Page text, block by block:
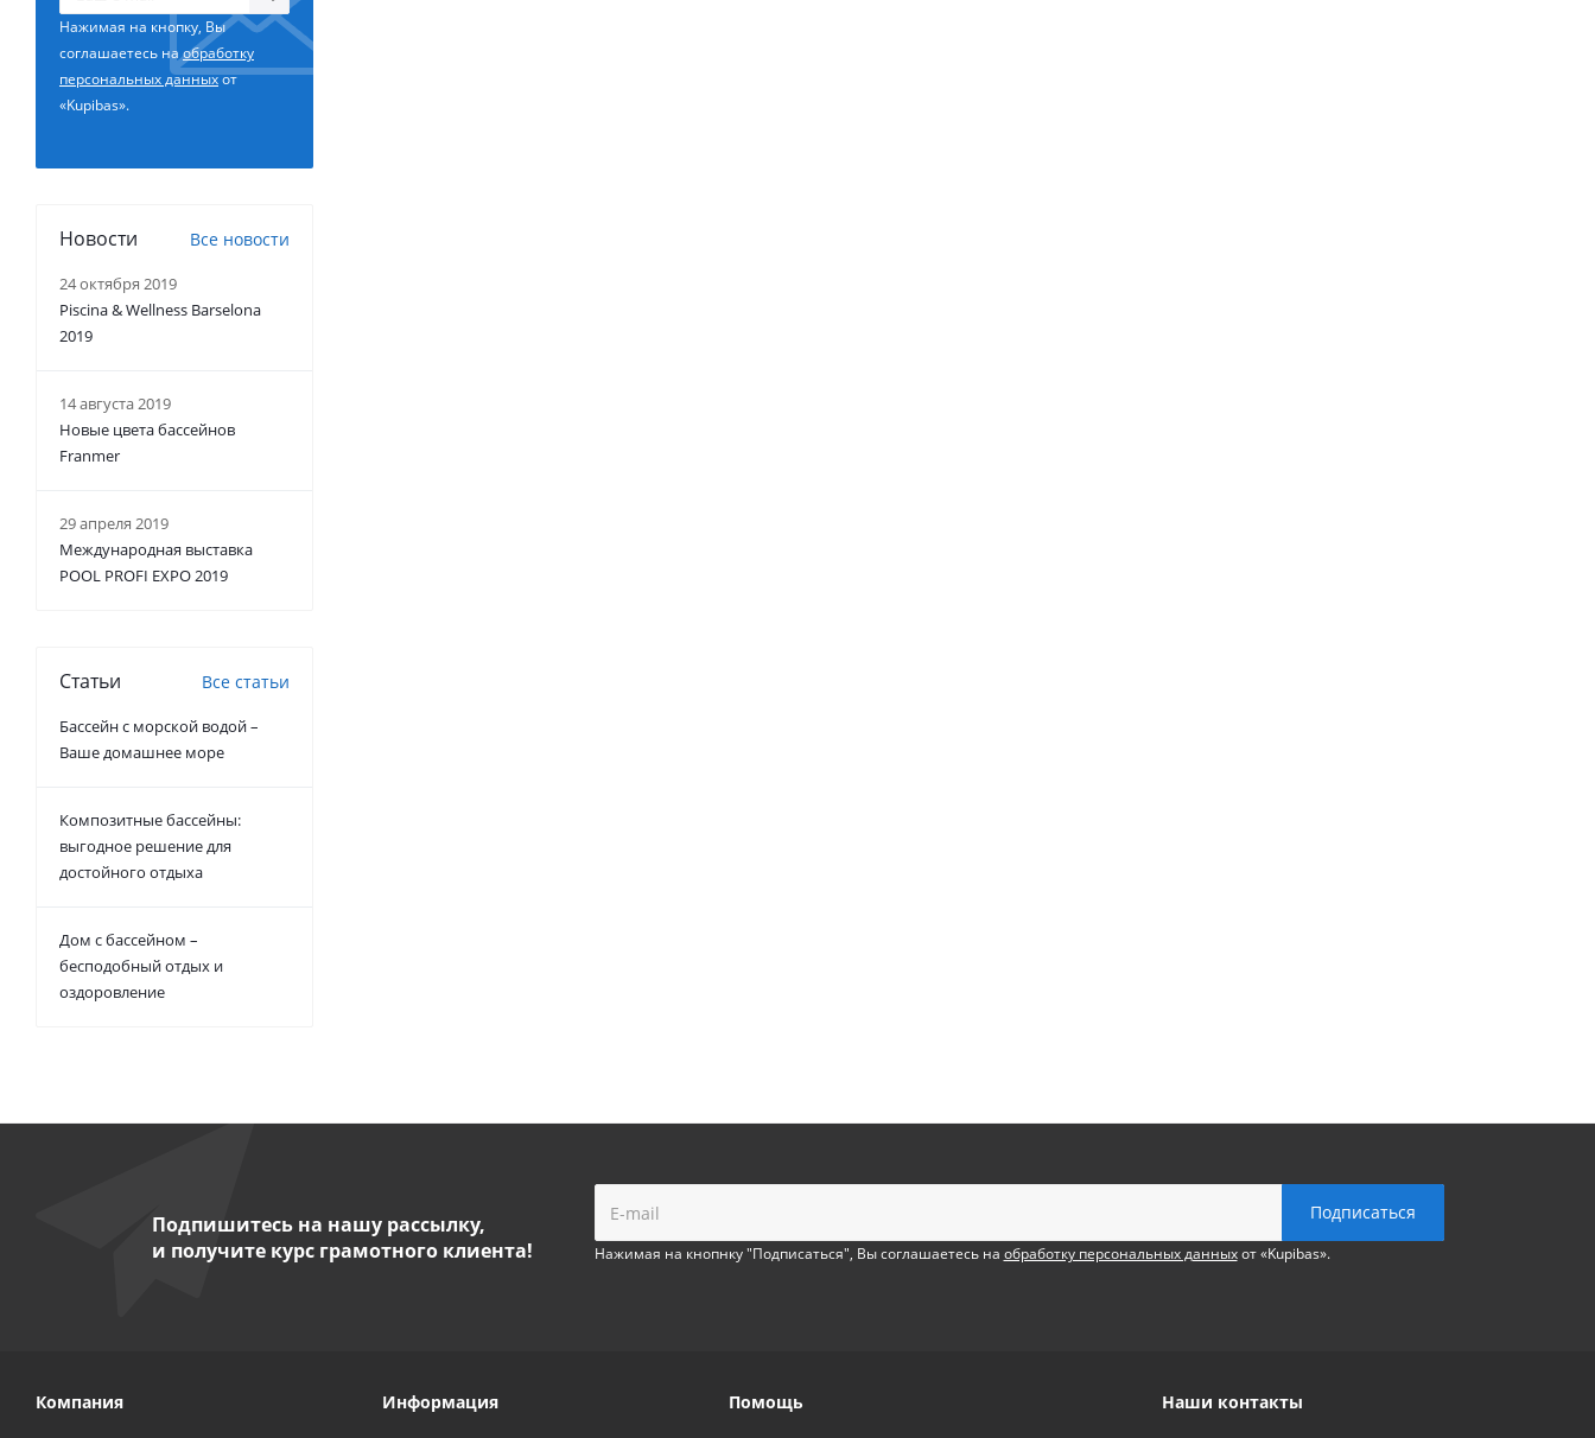
Нажимая на кнопку, Вы
соглашаетесь наобработку
персональных данныхот
«Kupibas».
Новости Все новости
24 октября 2019
Piscina & Wellness Barselona
2019
14 августа 2019
Новые цвета бассейнов
Franmer
29 апреля 2019
Международная выставка
POOL PROFI EXPO 2019
Статьи Все статьи
Бассейн с морской водой –
Ваше домашнее море
Композитные бассейны:
выгодное решение для
достойного отдыха
Дом с бассейном –
бесподобный отдых и
оздоровление
Подпишитесь на нашу рассылку,
и получите курс грамотного клиента!
Нажимая на кнопнку "Подписаться", Вы соглашаетесь на обработку персональных данныхот «Kupibas».
Компания Информация Помощь Наши контакты